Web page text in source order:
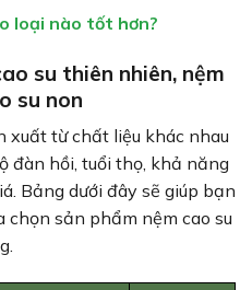
loại nào tốt hơn?
su thiên nhiên, nệm
su non
xuất từ chất liệu khác nhau
đàn hồi, tuổi thọ, khả năng
Bảng dưới đây sẽ giúp bạn
chọn sản phẩm nệm cao su